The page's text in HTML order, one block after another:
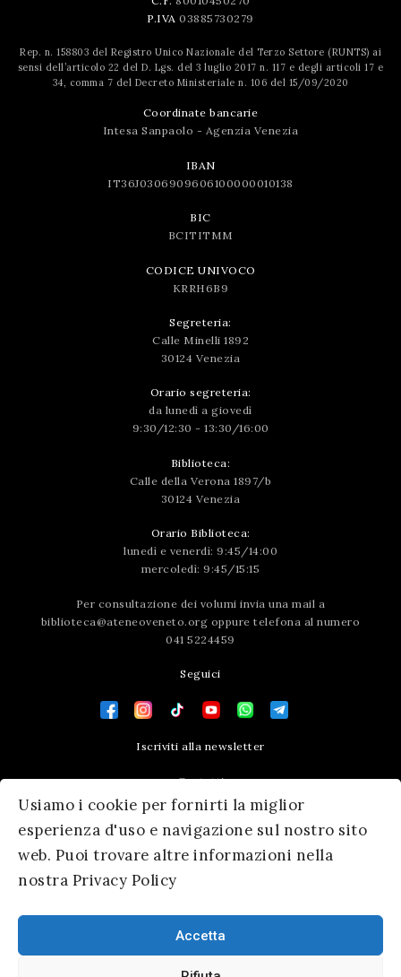
Usiamo i cookie per fornirti la miglior
esperienza d'uso e navigazione sul nostro sito
web. Puoi trovare altre informazioni nella
nostra Privacy Policy
Accetta
P.IVA 03885730279
Rep. n. 158803 del Registro Unico Nazionale del Terzo Settore (RUNTS) ai
sensi dell’articolo 22 del D. Lgs. del 3 luglio 2017 n. 117 e degli articoli 17 e
34, comma 7 del Decreto Ministeriale n. 106 del 15/09/2020
Coordinate bancarie
Intesa Sanpaolo - Agenzia Venezia
IBAN
IT36J0306909606100000010138
BIC
BCITITMM
CODICE UNIVOCO
KRRH6B9
Segreteria:
Calle Minelli 1892
30124 Venezia
Orario segreteria:
da lunedì a giovedì
9:30/12:30 - 13:30/16:00
Biblioteca:
Calle della Verona 1897/b
30124 Venezia
Orario Biblioteca:
lunedì e venerdì: 9:45/14:00
mercoledì: 9:45/15:15
Per consultazione dei volumi invia una mail a
biblioteca@ateneoveneto.org oppure telefona al numero
041 5224459
Seguici
Iscriviti alla newsletter
Contatti